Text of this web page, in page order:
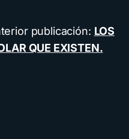
publicación: LOS
QUE EXISTEN.